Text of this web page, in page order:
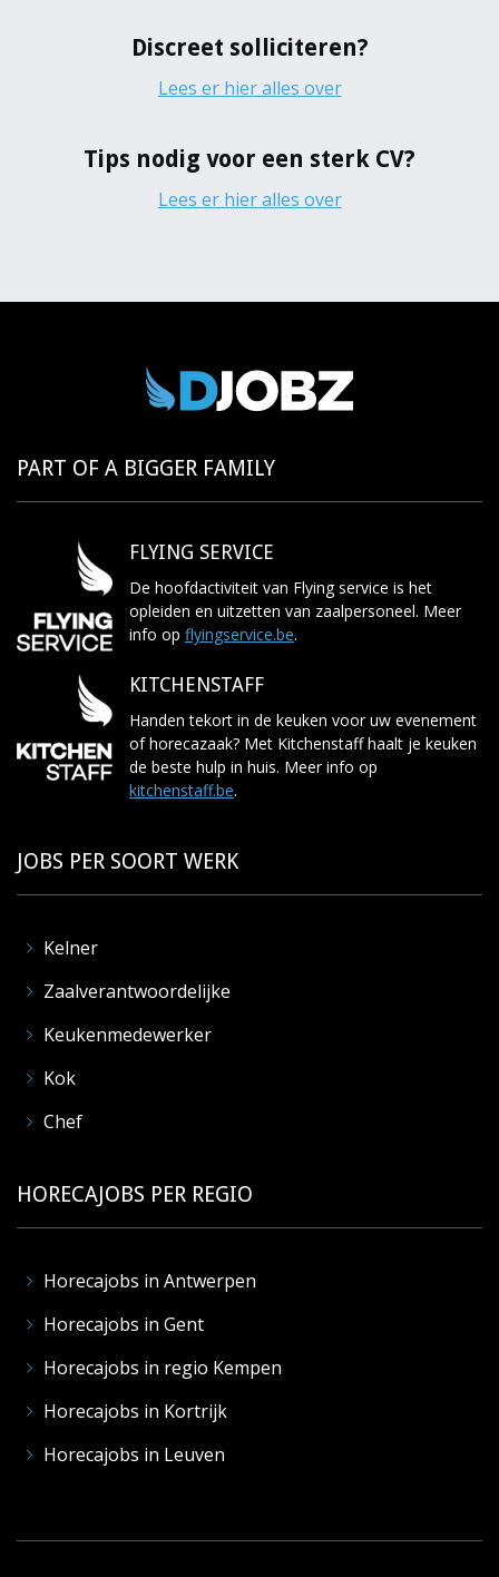
Discreet solliciteren?
Lees er hier alles over
Tips nodig voor een sterk CV?
Lees er hier alles over
PART OF A BIGGER FAMILY
FLYING SERVICE
De hoofdactiviteit van Flying service is het
opleiden en uitzetten van zaalpersoneel. Meer
info op flyingservice.be.
KITCHENSTAFF
Handen tekort in de keuken voor uw evenement
of horecazaak? Met Kitchenstaff haalt je keuken
de beste hulp in huis. Meer info op
kitchenstaff.be.
JOBS PER SOORT WERK
Kelner
Zaalverantwoordelijke
Keukenmedewerker
Kok
Chef
HORECAJOBS PER REGIO
Horecajobs in Antwerpen
Horecajobs in Gent
Horecajobs in regio Kempen
Horecajobs in Kortrijk
Horecajobs in Leuven